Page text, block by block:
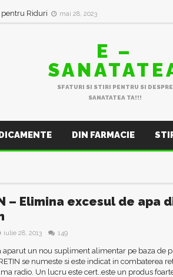
Riduri mai 28, 2023
E –
SFATURI SI STIRI PENTRU SI DESPRE
SANATATEA TA!!!
DIN FARMACIE
– Elimina excesul de apa
iulie 28, 2013 149
aparut un nou supliment alimentar pe baza de
se numeste si este indicat in combaterea
radio. Un lucru este cert..este un produs